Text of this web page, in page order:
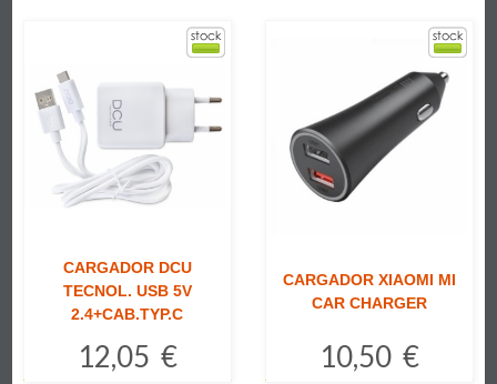
CARGADOR DCU
TECNOL. USB 5V
2.4+CAB.TYP.C
12,05 €
CARGADOR XIAOMI MI
CAR CHARGER
10,50 €